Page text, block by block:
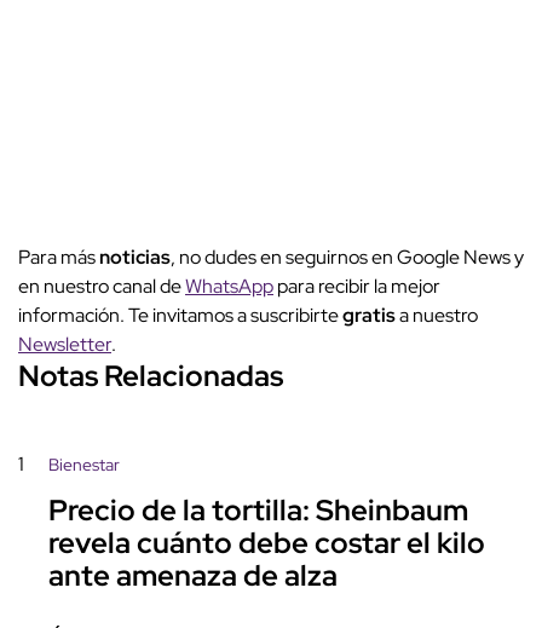
Para másnoticias, no dudes en seguirnos en Google News y
en nuestro canal deWhatsApppara recibir la mejor
información. Te invitamos a suscribirtegratisa nuestro
Newsletter.
Notas Relacionadas
1 Bienestar
Precio de la tortilla: Sheinbaum
revela cuánto debe costar el kilo
ante amenaza de alza